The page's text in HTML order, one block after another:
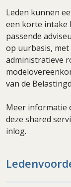
Leden kunnen
een korte intake
passende
op uurbasis,
administratieve
van de
Meer informatie
deze shared
inlog.